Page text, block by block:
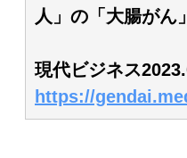
人」の「大腸がん
現代ビジネス
https://